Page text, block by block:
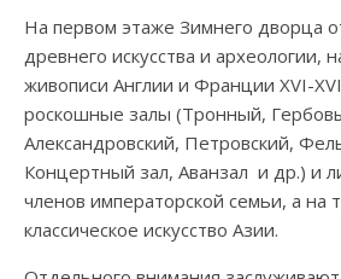
На первом этаже Зимнего дворца
древнего искусства и археологии,
живописи Англии и Франции XVI-
роскошные залы (Тронный,
Александровский, Петровский,
Концертный зал, Аванзал и др.) и
членов императорской семьи, а на
классическое искусство Азии.